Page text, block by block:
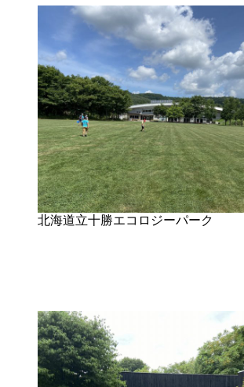
北海道立十勝エコロジーパーク